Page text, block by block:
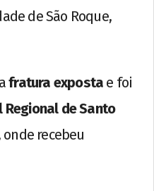
de São Roque,
fratura exposta e foi
Regional de Santo
onde recebeu